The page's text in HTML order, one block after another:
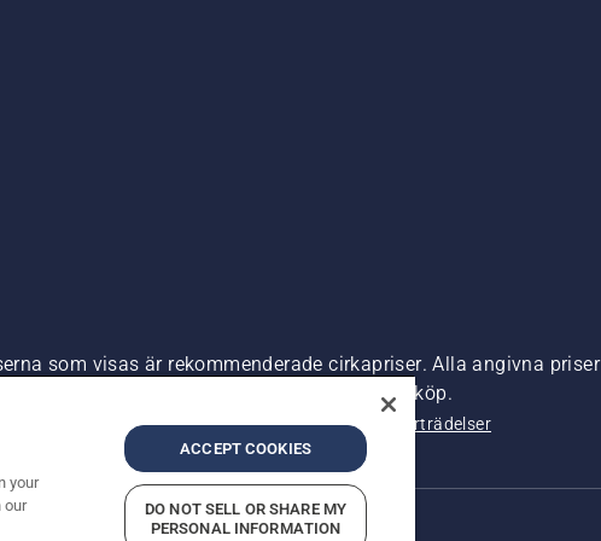
som visas är rekommenderade cirkapriser. Alla angivna priser
om inte produkten är tillgänglig för direkt köp.
Företagsinformation Rapportera misstänkta överträdelser
your
our
ACCEPT COOKIES
DO NOT SELL OR SHARE MY
PERSONAL INFORMATION